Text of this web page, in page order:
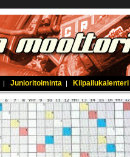
| Junioritoiminta | Kilpailukalenteri